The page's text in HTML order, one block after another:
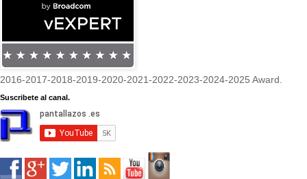
2016-2017-2018-2019-2020-2021-2022-2023-2024-2025 Award.
Suscribete al canal.